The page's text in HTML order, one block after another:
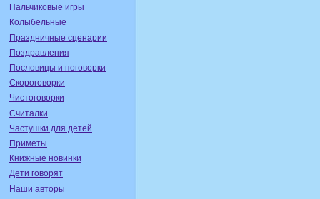
Пальчиковые игры
Колыбельные
Праздничные сценарии
Поздравления
Пословицы и поговорки
Скороговорки
Чистоговорки
Считалки
Частушки для детей
Приметы
Книжные новинки
Дети говорят
Наши авторы